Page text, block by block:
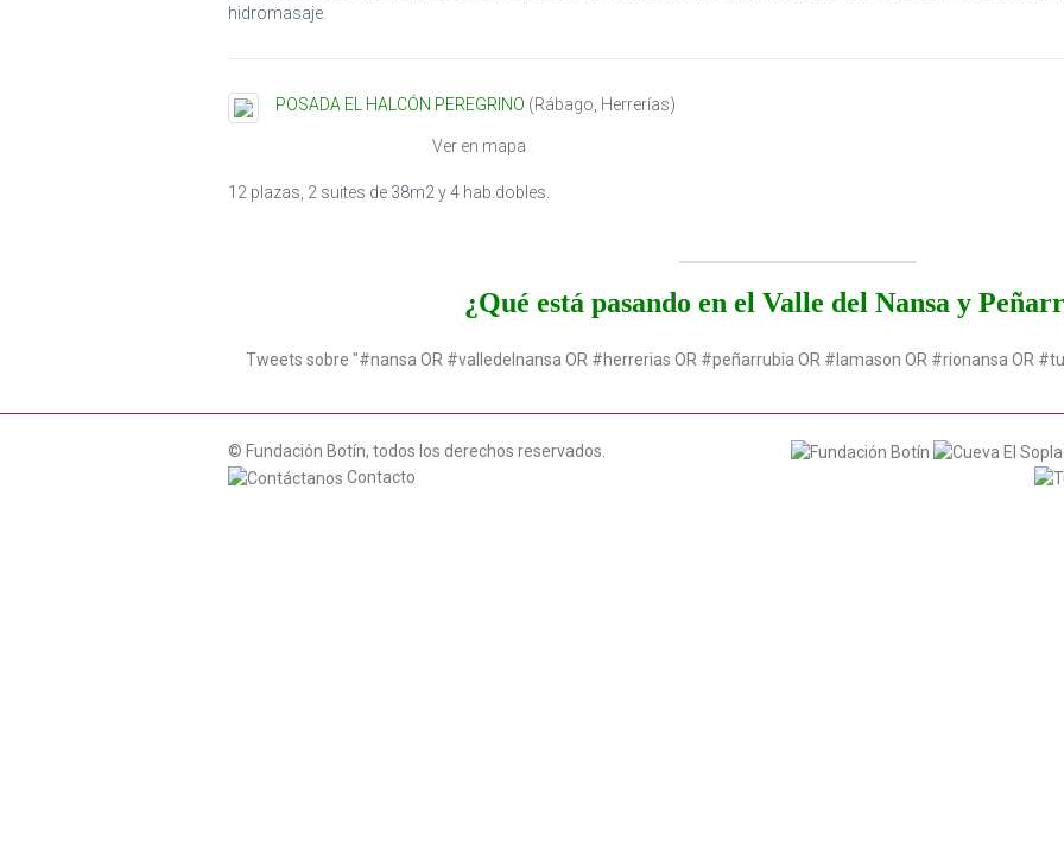
hidromasaje.
POSADA EL HALCÓN PEREGRINO (Rábago Herrerías)
Ver en mapa
12 plazas, 2 suites de 38m2 y 4 hab.dobles.
¿Qué está pasando en el Valle del Nansa y
Tweets sobre "#nansa OR #valledelnansa OR #herrerias OR #peñarrubia OR #lamason OR #rionansa OR
© Fundación Botín, todos los derechos reservados.
Contacto